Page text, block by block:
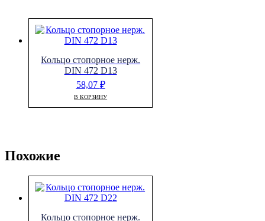
Кольцо стопорное нерж.
DIN 472 D13
58,07 ₽
В КОРЗИНУ
Похожие
Кольцо стопорное нерж.